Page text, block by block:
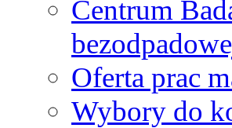
Centrum
Oferta prac
Wybory do